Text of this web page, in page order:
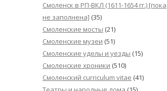
Смоленск в РП-ВКЛ (1611-1654 гг.) [пока
не заполнена] (35)
Смоленские мосты (21)
Смоленские музеи (51)
Смоленские уделы и уезды (15)
Смоленские хроники (510)
Смоленский сurriculum vitae (41)